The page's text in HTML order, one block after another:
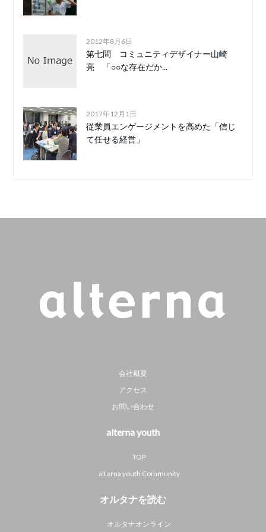
2012年8月6日
第七問 コミュニティデザイナー山崎
亮 「○○な存在だか...
2017年12月1日
従業員エンゲージメントを高めた「信じ
て任せる経営」
会社概要
アクセス
お問い合わせ
alterna youth
TOP
alterna youth Community
オルタナを読む
オルタナオンライン